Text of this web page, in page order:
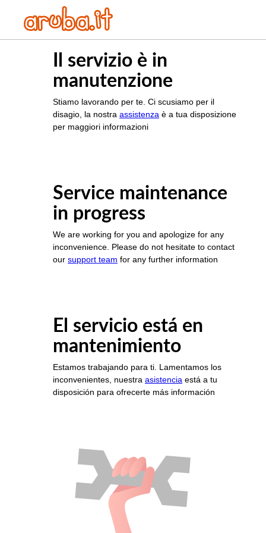
Il servizio è in
manutenzione
Stiamo lavorando per te. Ci scusiamo per il
disagio, la nostra assistenza è a tua disposizione
per maggiori informazioni
Service maintenance
in progress
We are working for you and apologize for any
inconvenience. Please do not hesitate to contact
our support team for any further information
El servicio está en
mantenimiento
Estamos trabajando para ti. Lamentamos los
inconvenientes, nuestra asistencia está a tu
disposición para ofrecerte más información